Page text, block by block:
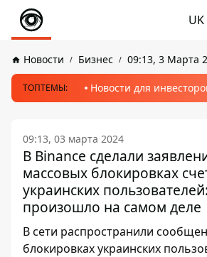
UK
Новости Бизнес 09:13, 3 Марта
ТОПТЕМЫ: Новости для
09:13, 03 марта 2024
В Binance сделали
массовых блокировках
украинских
произошло на самом деле
В сети распространили
блокировках украинских